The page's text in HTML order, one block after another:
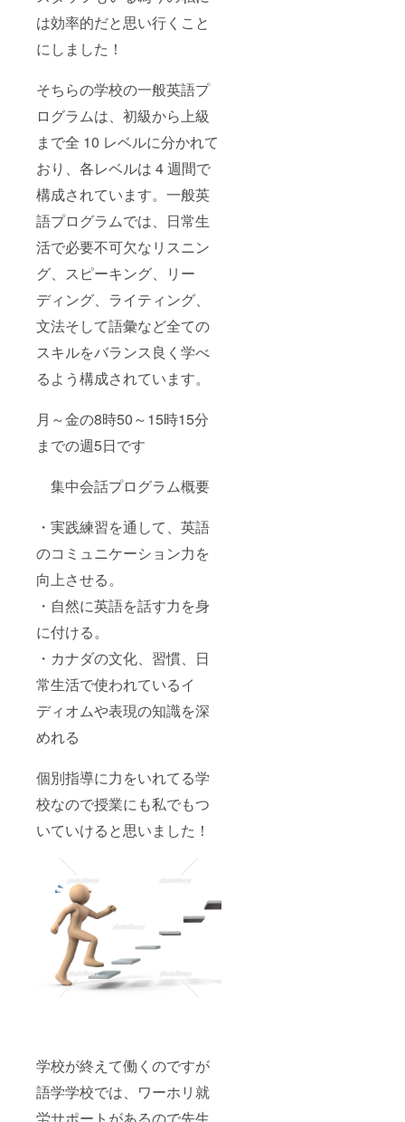
は効率的だと思い行くこと
にしました！
そちらの学校の一般英語プ
ログラムは、初級から上級
まで全 10 レベルに分かれて
おり、各レベルは 4 週間で
構成されています。一般英
語プログラムでは、日常生
活で必要不可欠なリスニン
グ、スピーキング、リー
ディング、ライティング、
文法そして語彙など全ての
スキルをバランス良く学べ
るよう構成されています。
月～金の8時50～15時15分
までの週5日です
集中会話プログラム概要
・実践練習を通して、英語
のコミュニケーション力を
向上させる。
・自然に英語を話す力を身
に付ける。
・カナダの文化、習慣、日
常生活で使われているイ
ディオムや表現の知識を深
めれる
個別指導に力をいれてる学
校なので授業にも私でもつ
いていけると思いました！
学校が終えて働くのですが
語学学校では、ワーホリ就